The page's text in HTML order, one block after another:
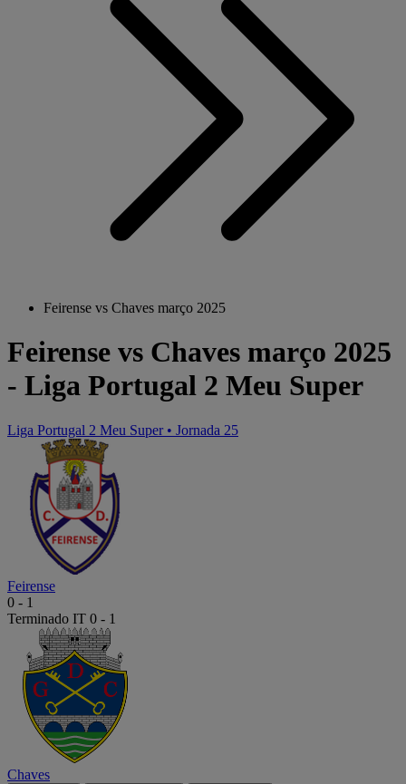
Feirense vs Chaves março 2025
Feirense vs Chaves março 2025
- Liga Portugal 2 Meu Super
Liga Portugal 2 Meu Super • Jornada 25
Feirense
0 - 1
Terminado IT 0 - 1
Chaves